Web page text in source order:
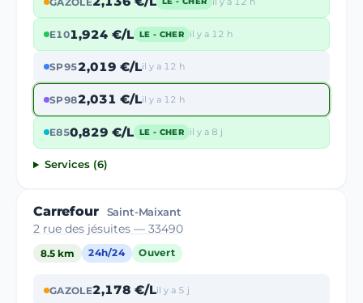
E101,924 €/L LE - CHER il y a 12 h
SP952,019 €/Lil y a 12 h
SP982,031 €/Lil y a 12 h
E850,829 €/L LE - CHER il y a 8 j
Services (6)
Carrefour Saint-Maixant
2 rue des jésuites — 33490
8.5 km 24h/24 Ouvert
GAZOLE2,178 €/Lil y a 5 j